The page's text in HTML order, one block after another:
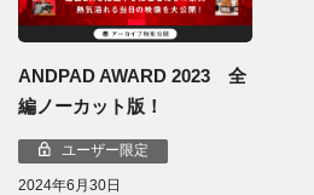
ANDPAD AWARD 2023 全
編ノーカット版！
ユーザー限定
2024年6月30日